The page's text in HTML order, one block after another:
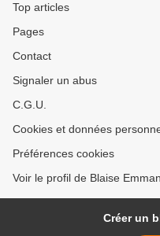
Top articles
Pages
Contact
Signaler un abus
C.G.U.
Cookies et données
Préférences cookies
Voir le profil de Blaise
Créer un